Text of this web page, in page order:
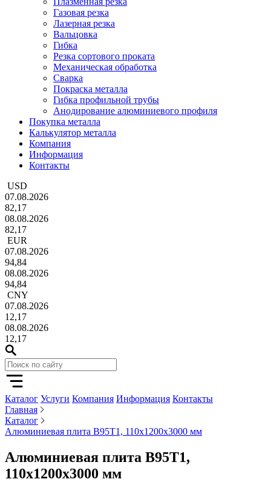
Газовая резка
Лазерная резка
Вальцовка
Гибка
Резка сортового проката
Механическая обработка
Сварка
Покраска металла
Гибка профильной трубы
Анодирование алюминиевого профиля
Покупка металла
Калькулятор металла
Компания
Информация
Контакты
USD
07.08.2026
82,17
08.08.2026
82,17
EUR
07.08.2026
94,84
08.08.2026
94,84
CNY
07.08.2026
12,17
08.08.2026
12,17
Каталог Услуги Компания Информация Контакты
Главная
Каталог
Алюминиевая плита В95Т1, 110x1200x3000 мм
Алюминиевая плита В95Т1,
110x1200x3000 мм